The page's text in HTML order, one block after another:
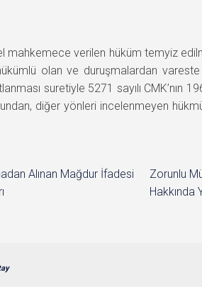
mahkemece verilen hüküm temyiz
olan ve duruşmalardan
suretiyle 5271 sayılı CMK’nın
diğer yönleri incelenmeyen
Alınan Mağdur İfadesi
Zorunlu
Hakkında